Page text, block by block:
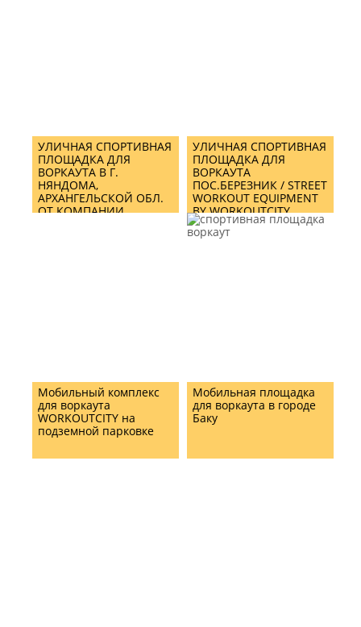
УЛИЧНАЯ СПОРТИВНАЯ
ПЛОЩАДКА ДЛЯ
ВОРКАУТА В Г.
НЯНДОМА,
АРХАНГЕЛЬСКОЙ ОБЛ.
ОТ КОМПАНИИ
УЛИЧНАЯ СПОРТИВНАЯ
ПЛОЩАДКА ДЛЯ
ВОРКАУТА
ПОС.БЕРЕЗНИК / STREET
WORKOUT EQUIPMENT
BY WORKOUTCITY
Мобильный комплекс
для воркаута
WORKOUTCITY на
подземной парковке
Мобильная площадка
для воркаута в городе
Баку